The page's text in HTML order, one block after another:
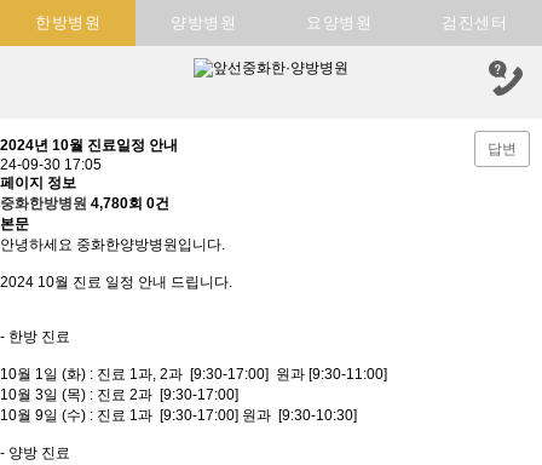
한방병원 양방병원 요양병원 검진센터
답변
2024년 10월 진료일정 안내
24-09-30 17:05
페이지 정보
중화한방병원 4,780회 0건
본문
안녕하세요 중화한양방병원입니다.
2024 10월 진료 일정 안내 드립니다.
- 한방 진료
10월 1일 (화) : 진료 1과, 2과 [9:30-17:00] 원과 [9:30-11:00]
10월 3일 (목) : 진료 2과 [9:30-17:00]
10월 9일 (수) : 진료 1과 [9:30-17:00] 원과 [9:30-10:30]
- 양방 진료